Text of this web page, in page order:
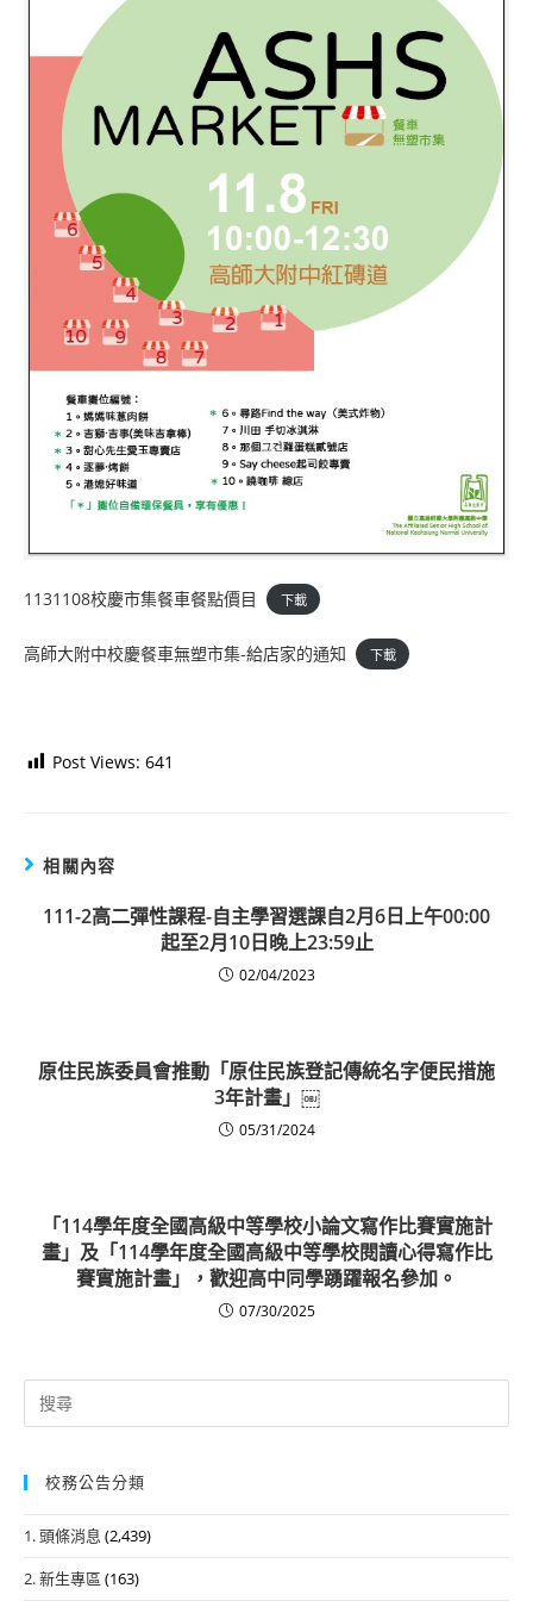
1131108校慶市集餐車餐點價目 下載
高師大附中校慶餐車無塑市集-給店家的通知 下載
Post Views: 641
相關內容
111-2高二彈性課程-自主學習選課自2月6日上午00:00
起至2月10日晚上23:59止
02/04/2023
原住民族委員會推動「原住民族登記傳統名字便民措施
3年計畫」￼
05/31/2024
「114學年度全國高級中等學校小論文寫作比賽實施計
畫」及「114學年度全國高級中等學校閱讀心得寫作比
賽實施計畫」，歡迎高中同學踴躍報名參加。
07/30/2025
Search
for:
校務公告分類
1. 頭條消息 (2,439)
2. 新生專區 (163)